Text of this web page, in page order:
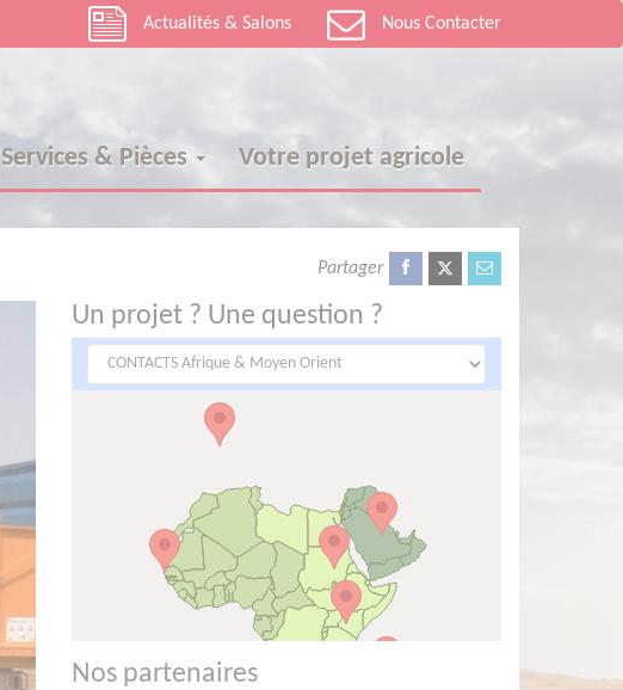
Partager
Un projet ? Une question ?
Nos partenaires
Actualités & Salons Nous Contacter
Services & Pièces Votre projet agricole